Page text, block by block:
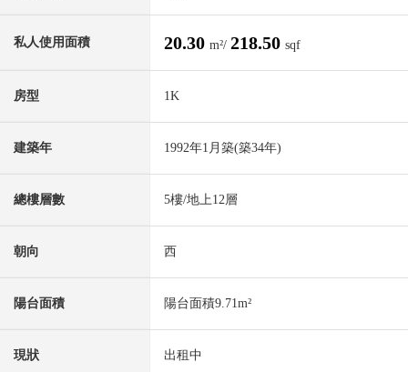
私人使用面積 20.30 m²/ 218.50 sqf
房型 1K
建築年 1992年1月築(築34年)
總樓層數 5樓/地上12層
朝向 西
陽台面積 陽台面積9.71m²
現狀 出租中